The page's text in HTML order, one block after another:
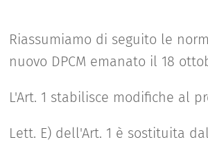
Riassumiamo di seguito le
nuovo DPCM emanato il 18
L'Art. 1 stabilisce modifiche al
Lett. E) dell'Art. 1 è sostituita